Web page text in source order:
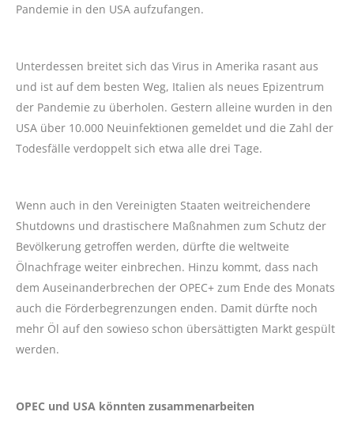
Pandemie in den USA aufzufangen.
Unterdessen breitet sich das Virus in Amerika rasant aus
und ist auf dem besten Weg, Italien als neues Epizentrum
der Pandemie zu überholen. Gestern alleine wurden in den
USA über 10.000 Neuinfektionen gemeldet und die Zahl der
Todesfälle verdoppelt sich etwa alle drei Tage.
Wenn auch in den Vereinigten Staaten weitreichendere
Shutdowns und drastischere Maßnahmen zum Schutz der
Bevölkerung getroffen werden, dürfte die weltweite
Ölnachfrage weiter einbrechen. Hinzu kommt, dass nach
dem Auseinanderbrechen der OPEC+ zum Ende des Monats
auch die Förderbegrenzungen enden. Damit dürfte noch
mehr Öl auf den sowieso schon übersättigten Markt gespült
werden.
OPEC und USA könnten zusammenarbeiten